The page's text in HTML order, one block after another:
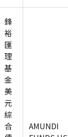
鋒
裕
匯
理
基
金
美
元
綜
合
AMUNDI